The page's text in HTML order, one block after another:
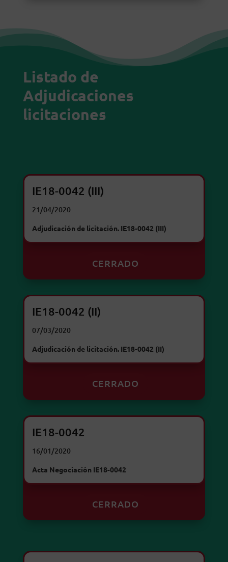
Listado de
Adjudicaciones
licitaciones
IE18-0042 (III)
21/04/2020
Adjudicación de licitación. IE18-0042 (III)
CERRADO
IE18-0042 (II)
07/03/2020
Adjudicación de licitación. IE18-0042 (II)
CERRADO
IE18-0042
16/01/2020
Acta Negociación IE18-0042
CERRADO